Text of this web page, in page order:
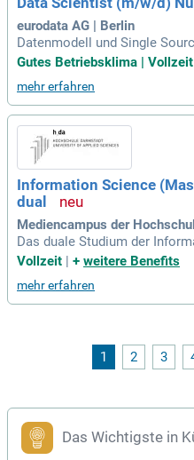
eurodata AG | Berlin
Datenmodell und Single
stbares Datenmodell für
et für Steuerkreise und
Gutes Betriebsklima | Vollzeit
mehr erfahren
Information Science
dual
Mediencampus der
Das duale Studium der
an der h_da bietet eine ideale
em Unternehmen, wodurch
mmeln. Während der
men umgesetzt werden. Die
das wissenschaftliche
Vollzeit
+ weitere Benefits
mehr erfahren
1 2 3
Das Wichtigste in